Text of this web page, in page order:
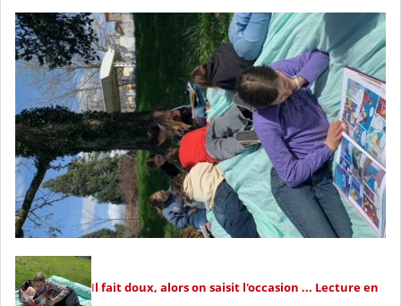
Il fait doux, alors on saisit l'occasion ... Lecture en